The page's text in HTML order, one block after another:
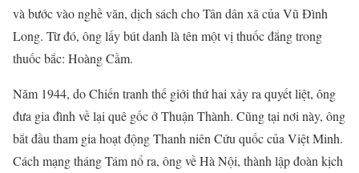
và bước vào nghề văn, dịch sách cho Tân dân xã của Vũ Đình
Long. Từ đó, ông lấy bút danh là tên một vị thuốc đắng trong
thuốc bắc: Hoàng Cầm.
Năm 1944, do Chiến tranh thế giới thứ hai xảy ra quyết liệt, ông
đưa gia đình về lại quê gốc ở Thuận Thành. Cũng tại nơi này, ông
bắt đầu tham gia hoạt động Thanh niên Cứu quốc của Việt Minh.
Cách mạng tháng Tám nổ ra, ông về Hà Nội, thành lập đoàn kịch